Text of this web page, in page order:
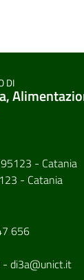
DI
- Catania
- Catania
656
- di3a@unict.it